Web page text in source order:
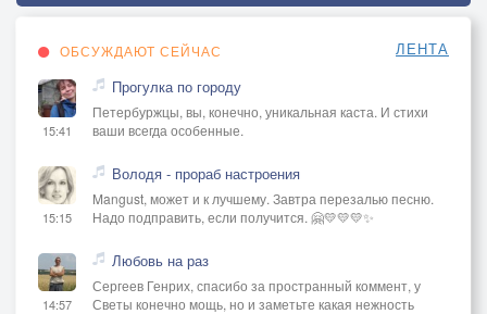
ОБСУЖДАЮТ СЕЙЧАС ЛЕНТА
15:41
Прогулка по городу
Петербуржцы, вы, конечно, уникальная каста. И стихи
ваши всегда особенные.
15:15
Володя - прораб настроения
Mangust, может и к лучшему. Завтра перезалью песню.
Надо подправить, если получится. 🤗💛💛💛✨
14:57
Любовь на раз
Сергеев Генрих, спасибо за пространный коммент, у
Светы конечно мощь, но и заметьте какая нежность